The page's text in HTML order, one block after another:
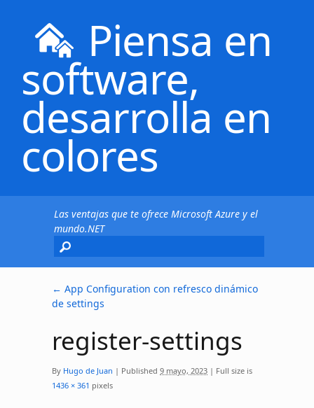
Piensa en
software,
desarrolla en
colores
Las ventajas que te ofrece Microsoft Azure y el
mundo.NET
← App Configuration con refresco dinámico
de settings
register-settings
By Hugo de Juan | Published 9 mayo, 2023 | Full size is
1436 × 361 pixels